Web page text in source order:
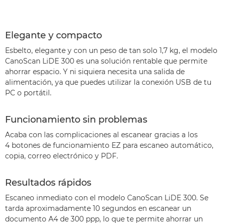
Elegante y compacto
Esbelto, elegante y con un peso de tan solo 1,7 kg, el modelo
CanoScan LiDE 300 es una solución rentable que permite
ahorrar espacio. Y ni siquiera necesita una salida de
alimentación, ya que puedes utilizar la conexión USB de tu
PC o portátil.
Funcionamiento sin problemas
Acaba con las complicaciones al escanear gracias a los
4 botones de funcionamiento EZ para escaneo automático,
copia, correo electrónico y PDF.
Resultados rápidos
Escaneo inmediato con el modelo CanoScan LiDE 300. Se
tarda aproximadamente 10 segundos en escanear un
documento A4 de 300 ppp, lo que te permite ahorrar un